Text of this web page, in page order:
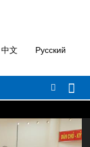
中文 Русский